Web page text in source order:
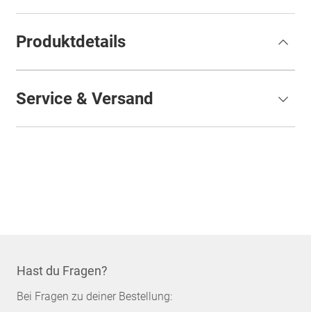
Produktdetails
Service & Versand
Hast du Fragen?
Bei Fragen zu deiner Bestellung: